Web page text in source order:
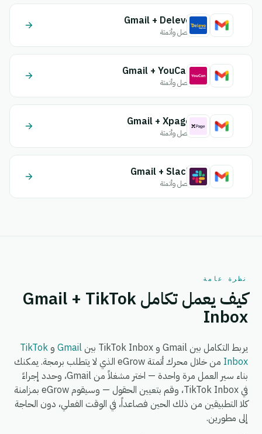
Gmail + Delevo
اتصل وأتمتة
Gmail + YouCan
اتصل وأتمتة
Gmail + Xpage
اتصل وأتمتة
Gmail + Slack
اتصل وأتمتة
نظرة عامة
كيف يعمل تكامل Gmail + TikTok
Inbox
يربط التكامل بين Gmail و TikTok Inbox بين Gmail و TikTok
Inbox
من خلال محرك أتمتة eGrow الذي لا يتطلب برمجة. يمكنك
بناء سير العمل مرة واحدة — اختر مشغلاً من Gmail، وحدد إجراءً
في TikTok Inbox، وقم بتعيين الحقول — وسيقوم eGrow بمزامنة
كلا التطبيقين من ذلك الحين فصاعداً، في الوقت الفعلي، دون الحاجة
إلى مطورين.